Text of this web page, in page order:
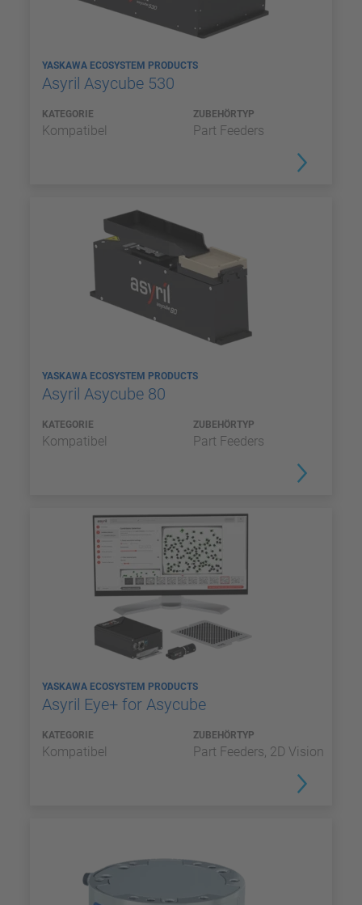
YASKAWA ECOSYSTEM PRODUCTS
Asyril Asycube 530
KATEGORIE
Kompatibel
ZUBEHÖRTYP
Part Feeders
YASKAWA ECOSYSTEM PRODUCTS
Asyril Asycube 80
KATEGORIE
Kompatibel
ZUBEHÖRTYP
Part Feeders
YASKAWA ECOSYSTEM PRODUCTS
Asyril Eye+ for Asycube
KATEGORIE
Kompatibel
ZUBEHÖRTYP
Part Feeders, 2D Vision